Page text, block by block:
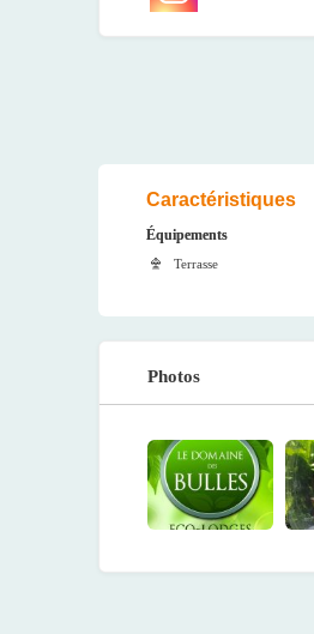
Caractéristiques
Équipements
Terrasse
Photos